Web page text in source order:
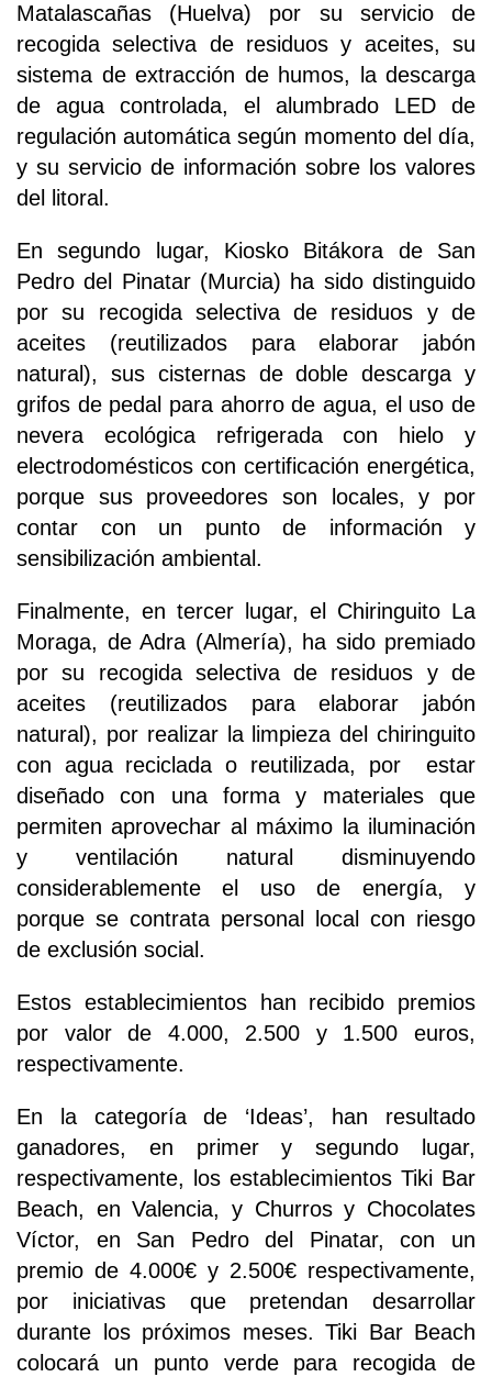
Matalascañas (Huelva) por su servicio de
recogida selectiva de residuos y aceites, su
sistema de extracción de humos, la descarga
de agua controlada, el alumbrado LED de
regulación automática según momento del día,
y su servicio de información sobre los valores
del litoral.
En segundo lugar, Kiosko Bitákora de San
Pedro del Pinatar (Murcia) ha sido distinguido
por su recogida selectiva de residuos y de
aceites (reutilizados para elaborar jabón
natural), sus cisternas de doble descarga y
grifos de pedal para ahorro de agua, el uso de
nevera ecológica refrigerada con hielo y
electrodomésticos con certificación energética,
porque sus proveedores son locales, y por
contar con un punto de información y
sensibilización ambiental.
Finalmente, en tercer lugar, el Chiringuito La
Moraga, de Adra (Almería), ha sido premiado
por su recogida selectiva de residuos y de
aceites (reutilizados para elaborar jabón
natural), por realizar la limpieza del chiringuito
con agua reciclada o reutilizada, por estar
diseñado con una forma y materiales que
permiten aprovechar al máximo la iluminación
y ventilación natural disminuyendo
considerablemente el uso de energía, y
porque se contrata personal local con riesgo
de exclusión social.
Estos establecimientos han recibido premios
por valor de 4.000, 2.500 y 1.500 euros,
respectivamente.
En la categoría de ‘Ideas’, han resultado
ganadores, en primer y segundo lugar,
respectivamente, los establecimientos Tiki Bar
Beach, en Valencia, y Churros y Chocolates
Víctor, en San Pedro del Pinatar, con un
premio de 4.000€ y 2.500€ respectivamente,
por iniciativas que pretendan desarrollar
durante los próximos meses. Tiki Bar Beach
colocará un punto verde para recogida de